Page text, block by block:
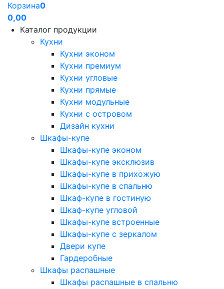
Корзина0
0,00
Каталог продукции
Кухни
Кухни эконом
Кухни премиум
Кухни угловые
Кухни прямые
Кухни модульные
Кухни с островом
Дизайн кухни
Шкафы-купе
Шкафы-купе эконом
Шкафы-купе эксклюзив
Шкафы-купе в прихожую
Шкафы-купе в спальню
Шкаф-купе в гостиную
Шкаф-купе угловой
Шкафы-купе встроенные
Шкафы-купе с зеркалом
Двери купе
Гардеробные
Шкафы распашные
Шкафы распашные в спальню